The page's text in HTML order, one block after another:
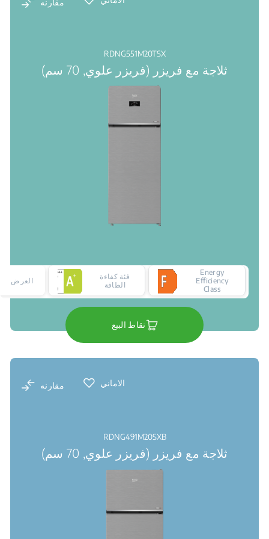
مقارنه
RDNG551M20TSX
ثلاجة مع فريزر (فريزر علوي, 70 سم)
Energy
Efficiency
Class
فئة كفاءة
الطاقة
العرض
نقاط البيع
الاماني مقارنه
RDNG491M20SXB
ثلاجة مع فريزر (فريزر علوي, 70 سم)